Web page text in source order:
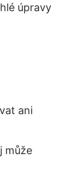
úpravy
ani
může